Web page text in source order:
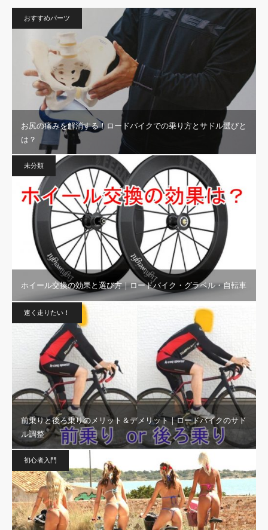
おすすめパーツ
お尻の痛みを解消する！ロードバイクでの乗り方とサドル選びと
は？
未分類
ホイール交換の効果と選び方｜ロードバイク・グラベル・自転車
速く走りたい！
前乗りと後ろ乗りのメリット＆デメリット｜ロードバイクのサド
ル調整
初心者入門